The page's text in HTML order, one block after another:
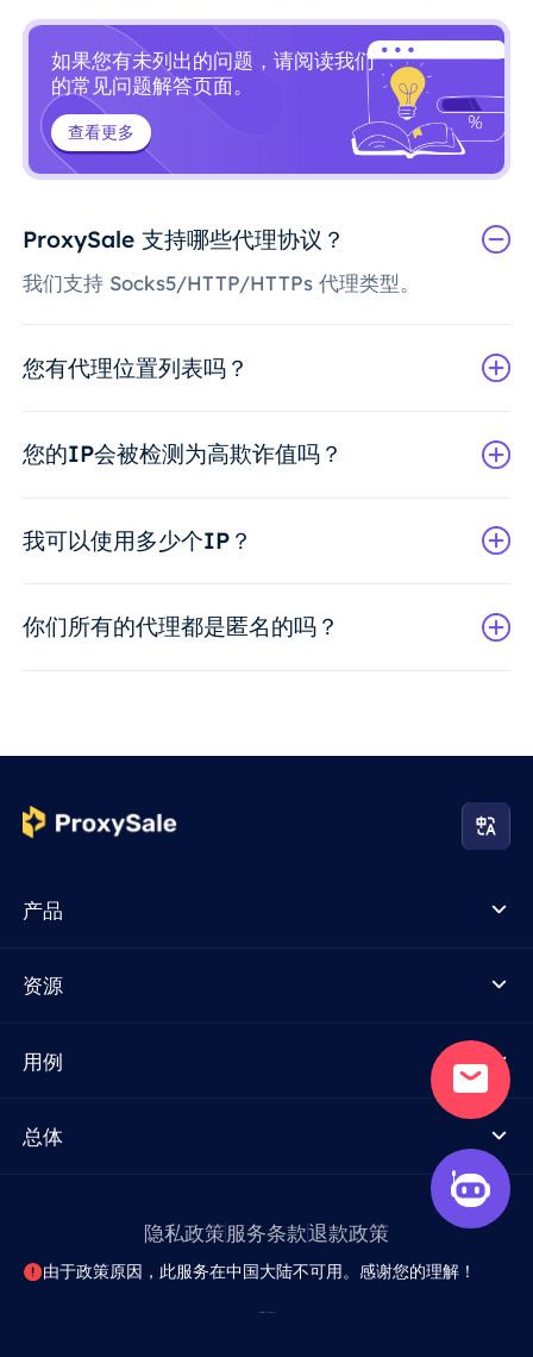
如果您有未列出的问题，请阅读我们
的常见问题解答页面。
查看更多
ProxySale 支持哪些代理协议？
我们支持 Socks5/HTTP/HTTPs 代理类型。
您有代理位置列表吗？
您的IP会被检测为高欺诈值吗？
我可以使用多少个IP？
你们所有的代理都是匿名的吗？
产品
资源
用例
总体
隐私政策服务条款退款政策
由于政策原因，此服务在中国大陆不可用。感谢您的理解！